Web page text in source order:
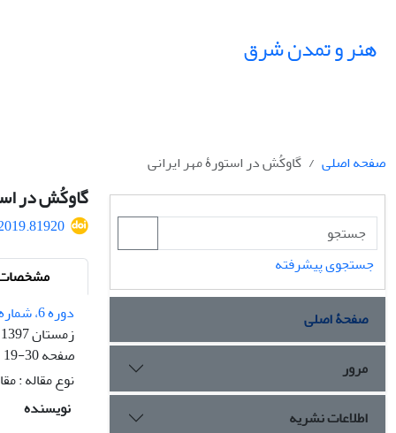
هنر و تمدن شرق
صفحه اصلی گاوکُش در استورۀ مهر ایرانی
گاوکُش در
مشخصات
دوره 6، شماره 22
زمستان 1397
صفحه19-30
نوع مقاله :
نویسنده
جستجوی پیشرفته
صفحۀ اصلی
مرور
اطلاعات نشریه